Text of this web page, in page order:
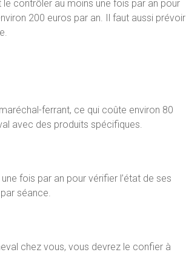
le contrôler au moins une fois par an pour
200 euros par an. Il faut aussi prévoir
ferrant, ce qui coûte environ 80
avec des produits spécifiques.
fois par an pour vérifier l’état de ses
séance.
chez vous, vous devrez le confier à